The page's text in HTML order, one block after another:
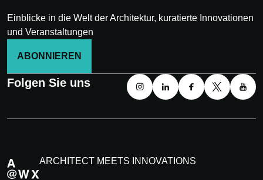
Einblicke in die Welt der Architektur, kuratierte Innovationen
und Veranstaltungen
ABONNIEREN
Folgen Sie uns
ARCHITECT MEETS INNOVATIONS